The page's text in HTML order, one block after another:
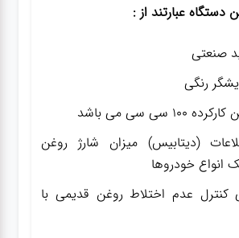
عبارتند از :
صنعتی
رنگی
سی سی می باشد
(دیتابیس) میزان شارژ روغن
انواع خودروها
کنترل عدم اختلاط روغن قدیمی با